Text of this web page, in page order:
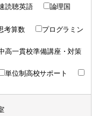
読聴英語
論理国
考算数
プログラミン
高一貫校準備講座・対策
単位制高校サポート